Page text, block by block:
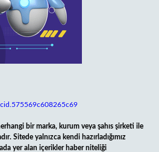
bir marka, kurum veya şahıs şirketi ile
Sitede yalnızca kendi hazırladığımız
yer alan içerikler haber niteliği